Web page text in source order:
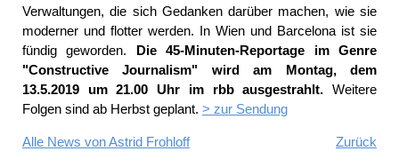
Verwaltungen, die sich Gedanken darüber machen, wie sie
moderner und flotter werden. In Wien und Barcelona ist sie
fündig geworden. Die 45-Minuten-Reportage im Genre
"Constructive Journalism" wird am Montag, dem
13.5.2019 um 21.00 Uhr im rbb ausgestrahlt. Weitere
Folgen sind ab Herbst geplant. > zur Sendung
Alle News von Astrid Frohloff Zurück